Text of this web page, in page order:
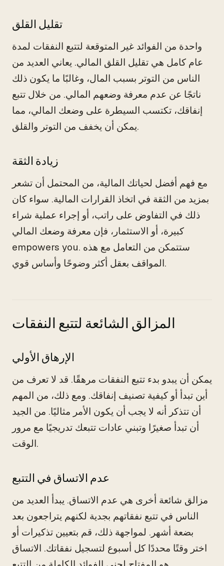
تقليل القلق
واحدة من الفوائد غير المتوقعة لتتبع النفقات لمدة
عام كامل هي تقليل القلق المالي. يعاني العديد من
الناس من التوتر بسبب المال، وغالبًا ما يكون ذلك
ناتجًا عن عدم معرفة وضعهم المالي. من خلال تتبع
إنفاقك، تكتسب السيطرة على وضعك المالي، مما
يمكن أن يخفف من التوتر والقلق.
زيادة الثقة
مع فهم أفضل لحياتك المالية، من المحتمل أن تشعر
بمزيد من الثقة في اتخاذ القرارات المالية. سواء كان
ذلك في التفاوض على راتب، أو إجراء عملية شراء
كبيرة، أو الاستثمار، فإن معرفة وضعك المالي
empowers you. ستتمكن من التعامل مع هذه
المواقف بعقل أكثر وضوحًا وأساس قوي.
المزالق الشائعة لتتبع النفقات
الإرهاق الأولي
يمكن أن يبدو بدء تتبع النفقات مرهقًا. قد لا تعرف من
أين تبدأ أو كيفية تصنيف إنفاقك. ومع ذلك، من المهم
أن تتذكر أنه لا يجب أن يكون الأمر مثاليًا. من الجيد
أن تبدأ صغيرًا وتبني عادات تتبعك تدريجيًا مع مرور
الوقت.
عدم الاتساق في التتبع
مزالق شائعة أخرى هي عدم الاتساق. يبدأ العديد من
الناس في تتبع نفقاتهم بجدية لكنهم يتراجعون بعد
بضعة أشهر. لمواجهة ذلك، قم بتعيين تذكيرات أو
اختر وقتًا محددًا كل أسبوع لتسجيل نفقاتك. الاتساق